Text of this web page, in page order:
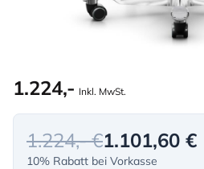
1.224,- Inkl. MwSt.
1.224,- €1.101,60 €
10% Rabatt bei Vorkasse